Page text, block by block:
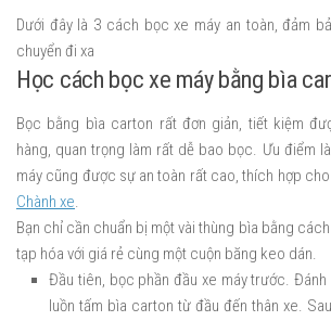
Dưới đây là 3 cách bọc xe máy an toàn, đảm
chuyển đi xa
Học cách bọc xe máy bằng bìa
Bọc bằng bìa carton rất đơn giản, tiết kiệm
hàng, quan trọng làm rất dễ bao bọc. Ưu điểm
máy cũng được sự an toàn rất cao, thích hợp
Chành xe.
Bạn chỉ cần chuẩn bị một vài thùng bìa bằng
tạp hóa với giá rẻ cùng một cuộn băng keo dán.
Đầu tiên, bọc phần đầu xe máy trước. Đánh
luồn tấm bìa carton từ đầu đến thân xe.